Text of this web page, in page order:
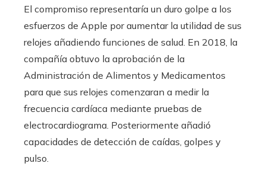
El compromiso representaría un duro golpe a los
esfuerzos de Apple por aumentar la utilidad de sus
relojes añadiendo funciones de salud. En 2018, la
compañía obtuvo la aprobación de la
Administración de Alimentos y Medicamentos
para que sus relojes comenzaran a medir la
frecuencia cardíaca mediante pruebas de
electrocardiograma. Posteriormente añadió
capacidades de detección de caídas, golpes y
pulso.